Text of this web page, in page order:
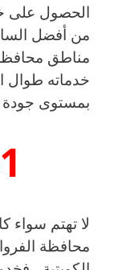
الحصول على
من أفضل
مناطق محافظة
بمستوى جودة
لا تهتم سواء
محافظة